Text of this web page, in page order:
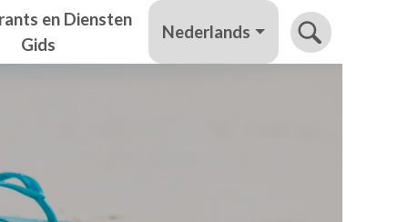
en Diensten
Gids
Nederlands